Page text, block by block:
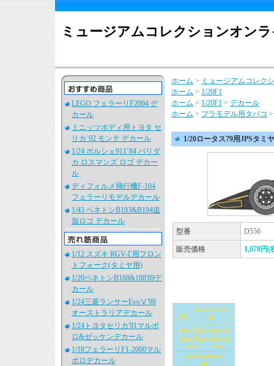
ミュージアムコレクションオン
LEGO フェラーリF2004 デ
カール
ミニッツボディ用トヨタ セ
リカ’92 モンテ デカール
1/24 ポルシェ911’84 パリダ
カ ロスマンズ ロゴ デカー
ル
ディフォルメ飛行機F-104
フェラーリモデルデカール
1/43 ベネトンB193&B194追
加ロゴ デカール
1/12 スズキ RGV-Γ用フロン
トフォーク(タミヤ用)
1/20ベネトンB188&188'89デ
カール
1/24三菱ランサーEvoⅤ'98
オーストラリアデカール
1/24トヨタセリカ'91マルボ
ロ&ゼッケンデカール
1/18フェラーリF1-2000マル
ボロデカール
ホーム > ミュージアムコレク
ホーム > 1/20F1
ホーム > 1/20F1 > デカール
ホーム > プラモデル用タバコ
1/20ロータス79用JPSタミ
型番 D556
販売価格 1,078円(